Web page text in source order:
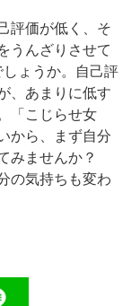
評価が低く、そ
うんざりさせて
ょうか。自己評
、あまりに低す
「こじらせ女
から、まず自分
みませんか？
の気持ちも変わ